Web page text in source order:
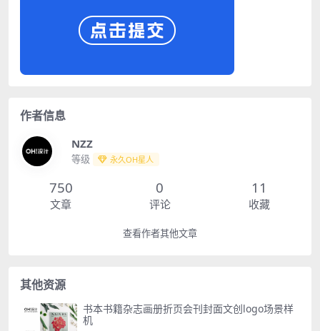
作者信息
NZZ
等级 永久OH星人
750
文章
0
评论
11
收藏
查看作者其他文章
其他资源
书本书籍杂志画册折页会刊封面文创logo场景样
机